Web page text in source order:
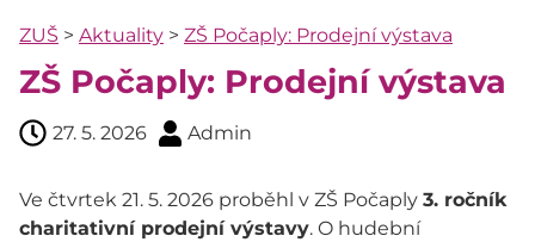
ZUŠ > Aktuality > ZŠ Počaply: Prodejní výstava
ZŠ Počaply: Prodejní výstava
27. 5. 2026 Admin
Ve čtvrtek 21. 5. 2026 proběhl v ZŠ Počaply 3. ročník
charitativní prodejní výstavy. O hudební